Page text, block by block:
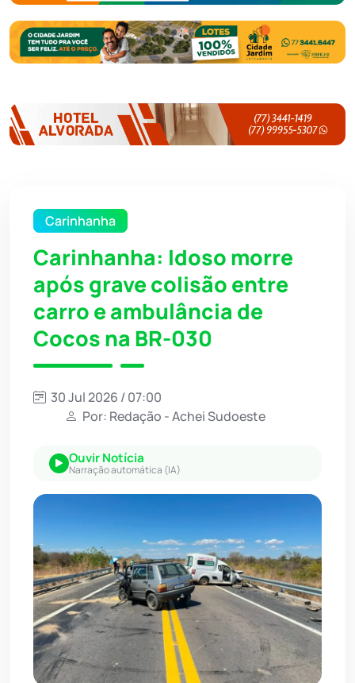
Carinhanha
Carinhanha: Idoso morre
após grave colisão entre
carro e ambulância de
Cocos na BR-030
30 Jul 2026 / 07:00
Por: Redação - Achei Sudoeste
Ouvir Notícia
Narração automática (IA)